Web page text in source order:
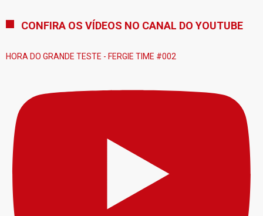
Fernandes, formando um trio de meio-campo
CONFIRA OS VÍDEOS NO CANAL DO YOUTUBE
HORA DO GRANDE TESTE - FERGIE TIME #002